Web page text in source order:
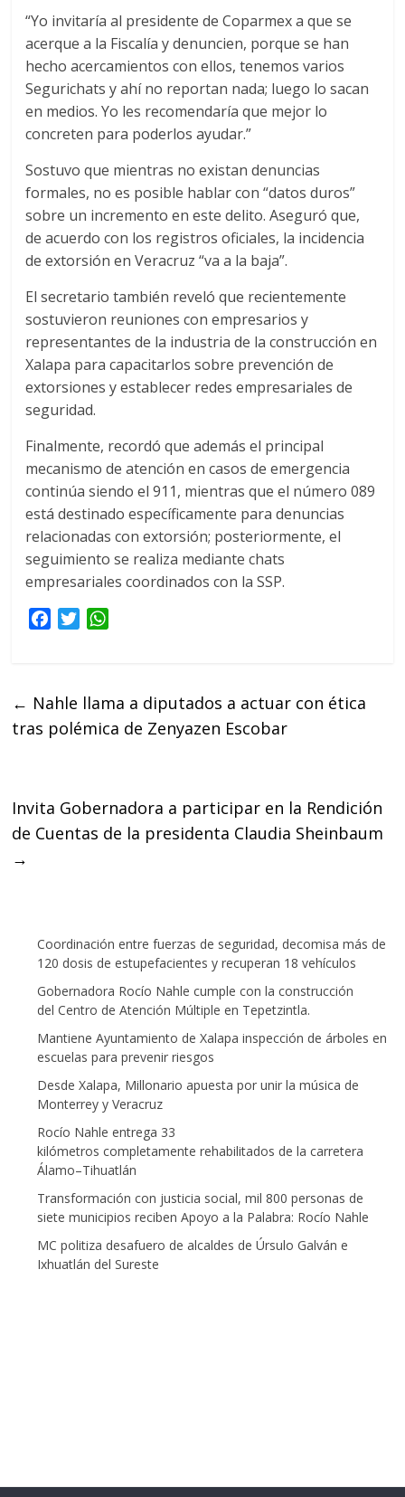
“Yo invitaría al presidente de Coparmex a que se
acerque a la Fiscalía y denuncien, porque se han
hecho acercamientos con ellos, tenemos varios
Segurichats y ahí no reportan nada; luego lo sacan
en medios. Yo les recomendaría que mejor lo
concreten para poderlos ayudar.”
Sostuvo que mientras no existan denuncias
formales, no es posible hablar con “datos duros”
sobre un incremento en este delito. Aseguró que,
de acuerdo con los registros oficiales, la incidencia
de extorsión en Veracruz “va a la baja”.
El secretario también reveló que recientemente
sostuvieron reuniones con empresarios y
representantes de la industria de la construcción en
Xalapa para capacitarlos sobre prevención de
extorsiones y establecer redes empresariales de
seguridad.
Finalmente, recordó que además el principal
mecanismo de atención en casos de emergencia
continúa siendo el 911, mientras que el número 089
está destinado específicamente para denuncias
relacionadas con extorsión; posteriormente, el
seguimiento se realiza mediante chats
empresariales coordinados con la SSP.
b
o
T
t
e
s
A
← Nahle llama a diputados a actuar con ética
tras polémica de Zenyazen Escobar
Invita Gobernadora a participar en la Rendición
de Cuentas de la presidenta Claudia Sheinbaum
→
Coordinación entre fuerzas de seguridad, decomisa más de
120 dosis de estupefacientes y recuperan 18 vehículos
Gobernadora Rocío Nahle cumple con la construcción
del Centro de Atención Múltiple en Tepetzintla.
Mantiene Ayuntamiento de Xalapa inspección de árboles en
escuelas para prevenir riesgos
Desde Xalapa, Millonario apuesta por unir la música de
Monterrey y Veracruz
Rocío Nahle entrega 33
kilómetros completamente rehabilitados de la carretera
Álamo–Tihuatlán
Transformación con justicia social, mil 800 personas de
siete municipios reciben Apoyo a la Palabra: Rocío Nahle
MC politiza desafuero de alcaldes de Úrsulo Galván e
Ixhuatlán del Sureste